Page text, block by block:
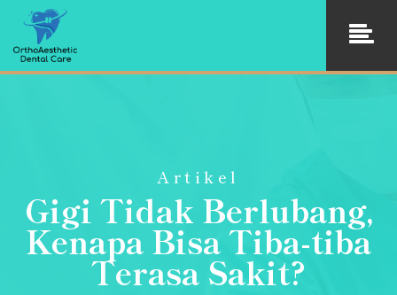
Artikel
Gigi Tidak Berlubang,
Kenapa Bisa Tiba-tiba
Terasa Sakit?